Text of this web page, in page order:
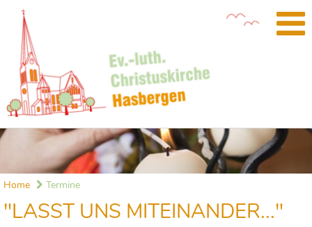
Home Termine
"LASST UNS MITEINANDER..."